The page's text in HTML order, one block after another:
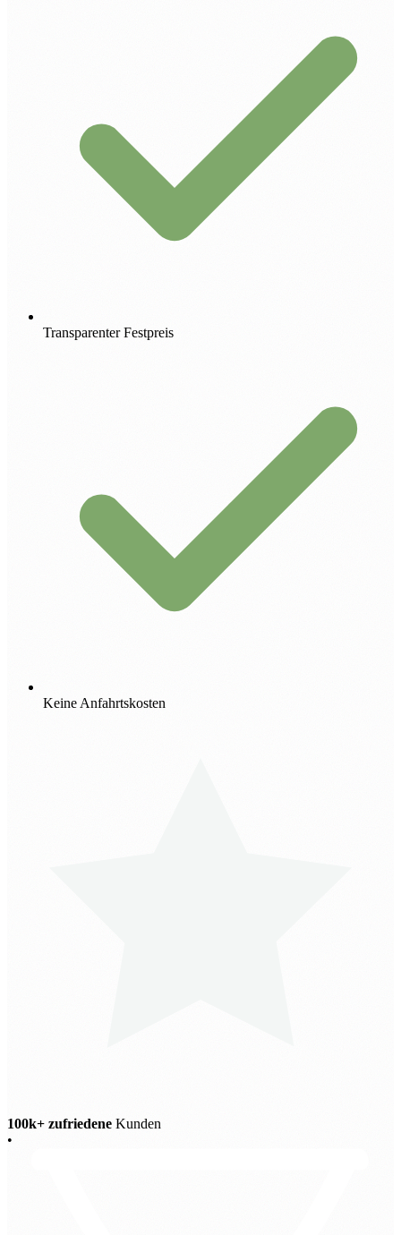
Transparenter Festpreis
Keine Anfahrtskosten
100k+ zufriedene Kunden
•